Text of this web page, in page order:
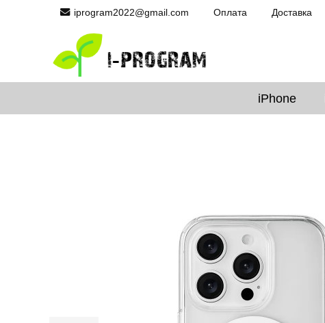
iprogram2022@gmail.com Оплата Доставка
iPhone